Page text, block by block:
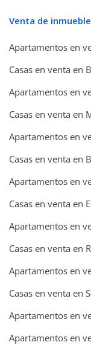
Venta de
Apartamentos en
Casas en venta en
Apartamentos en
Casas en venta en
Apartamentos en
Casas en venta en
Apartamentos en
Casas en venta en
Apartamentos en
Casas en venta en
Apartamentos en
Casas en venta en
Apartamentos en
Apartamentos en